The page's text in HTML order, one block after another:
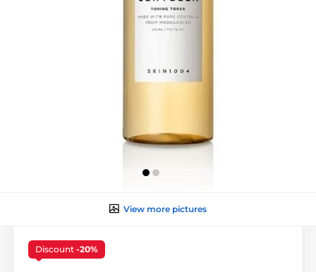
View more pictures
Discount -20%